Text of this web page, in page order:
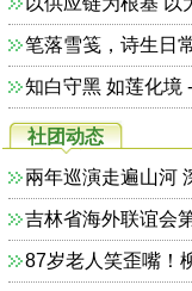
笔落雪笺，诗生日
知白守黑 如莲化境
社团动态
87岁老人笑歪嘴！